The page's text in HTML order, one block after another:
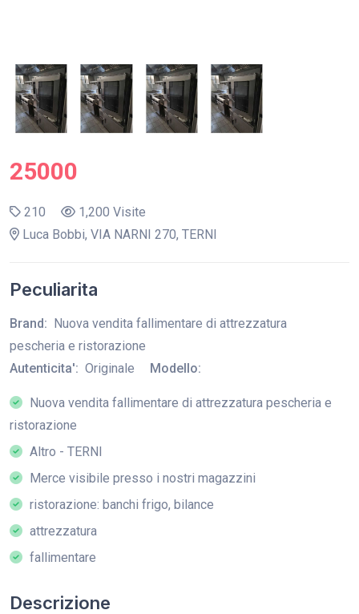
25000
210
1,200 Visite
Luca Bobbi, VIA NARNI 270, TERNI
Peculiarita
Brand: Nuova vendita fallimentare di attrezzatura
pescheria e ristorazione
Autenticita': Originale Modello:
Nuova vendita fallimentare di attrezzatura pescheria e
ristorazione
Altro - TERNI
Merce visibile presso i nostri magazzini
ristorazione: banchi frigo, bilance
attrezzatura
fallimentare
Descrizione